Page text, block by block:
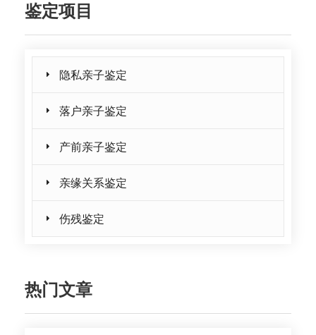
鉴定项目
隐私亲子鉴定
落户亲子鉴定
产前亲子鉴定
亲缘关系鉴定
伤残鉴定
热门文章